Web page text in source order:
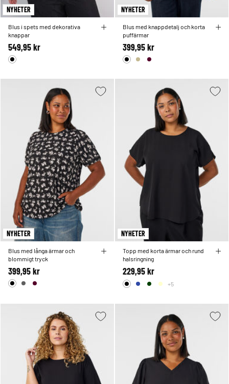
NYHETER
Blus i spets med dekorativa
knappar
549,95 kr
NYHETER
Blus med knappdetalj och korta
puffärmar
399,95 kr
NYHETER
Blus med långa ärmar och
blommigt tryck
399,95 kr
NYHETER
Topp med korta ärmar och rund
halsringning
229,95 kr
+5